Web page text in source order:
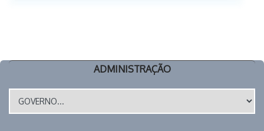
ADMINISTRAÇÃO